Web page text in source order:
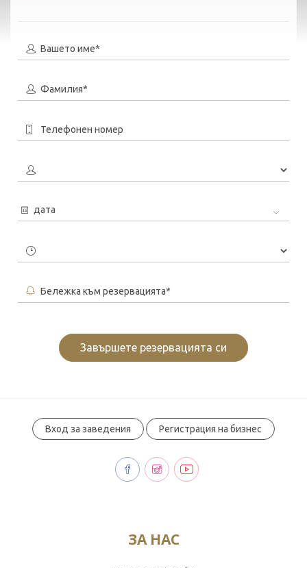
Вашето име*
Фамилия*
Телефонен номер
дата
Бележка към резервацията*
Завършете резервацията си
Вход за заведения Регистрация на бизнес
ЗА НАС